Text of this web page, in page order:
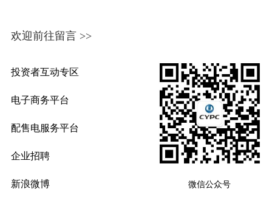
欢迎前往留言 >>
投资者互动专区
电子商务平台
配售电服务平台
企业招聘
新浪微博 微信公众号